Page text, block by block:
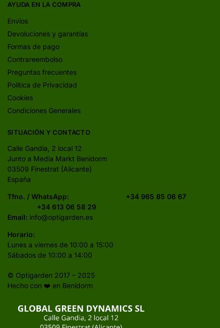
AYUDA EN LA COMPRA
Envíos
Devoluciones y garantías
Formas de pago
Contrareembolso
Preguntas frecuentes
Política de Privacidad
Cookies
Condiciones Generales
SITUACIÓN Y CONTACTO
Calle Gandia, 2 local 12
Junto a Media Markt Benidorm
03509 Finestrat (Alicante)
España
Tfno. / WhatsApp: +34 965 85 06 67
+34 613 06 58 29
Email: info@optigarden.es
Horario:
Lunes a viernes de 10:00 a 15:00
Sábados de 10:00 a 14:00
© Optigarden 2017 – 2025
Hecho con ❤️ en Benidorm